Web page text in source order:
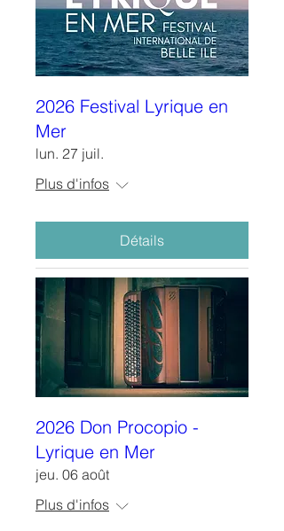
2026 Festival Lyrique en
Mer
lun. 27 juil.
Plus d'infos
Détails
2026 Don Procopio -
Lyrique en Mer
jeu. 06 août
Plus d'infos